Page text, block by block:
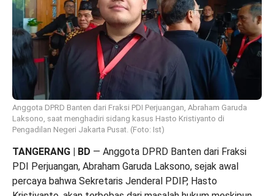
Anggota DPRD Banten dari Fraksi PDI Perjuangan, Abraham Garuda
Laksono, saat menghadiri sidang kasus Hasto Kristiyanto di
Pengadilan Negeri Jakarta Pusat. (Foto: Ist)
TANGERANG | BD — Anggota DPRD Banten dari Fraksi
PDI Perjuangan, Abraham Garuda Laksono, sejak awal
percaya bahwa Sekretaris Jenderal PDIP, Hasto